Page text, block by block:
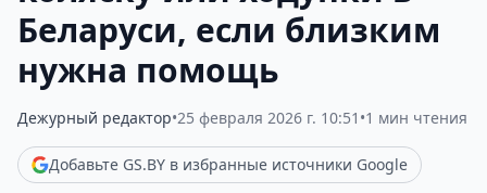
Беларуси, если близким
нужна помощь
Дежурный редактор•25 февраля 2026 г. 10:51 •1 мин чтения
Добавьте GS.BY в избранные источники Google